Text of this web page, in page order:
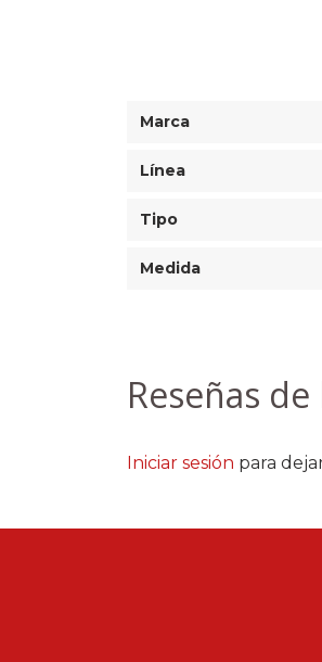
Marca
Línea
Tipo
Medida
Reseñas
Iniciar sesión para